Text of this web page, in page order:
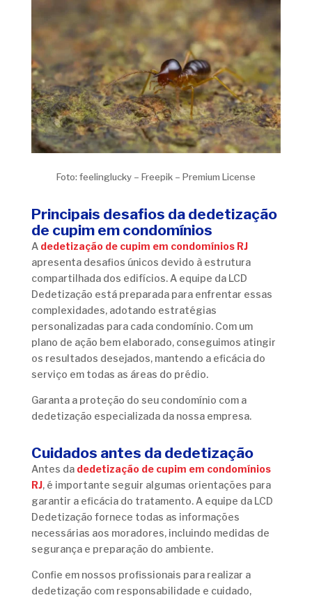
Foto: feelinglucky – Freepik – Premium License
Principais desafios da dedetização
de cupim em condomínios
A dedetização de cupim em condomínios RJ
apresenta desafios únicos devido à estrutura
compartilhada dos edifícios. A equipe da LCD
Dedetização está preparada para enfrentar essas
complexidades, adotando estratégias
personalizadas para cada condomínio. Com um
plano de ação bem elaborado, conseguimos atingir
os resultados desejados, mantendo a eficácia do
serviço em todas as áreas do prédio.
Garanta a proteção do seu condomínio com a
dedetização especializada da nossa empresa.
Cuidados antes da dedetização
Antes da dedetização de cupim em condomínios
RJ, é importante seguir algumas orientações para
garantir a eficácia do tratamento. A equipe da LCD
Dedetização fornece todas as informações
necessárias aos moradores, incluindo medidas de
segurança e preparação do ambiente.
Confie em nossos profissionais para realizar a
dedetização com responsabilidade e cuidado,